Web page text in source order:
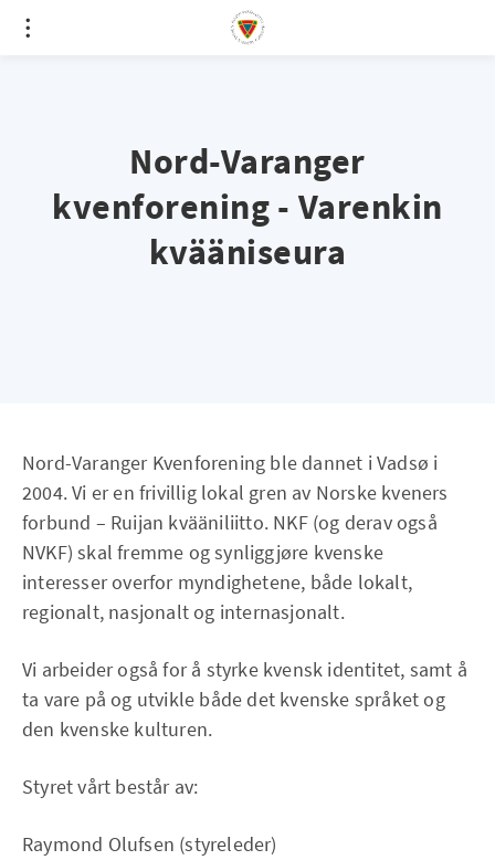
Nord-Varanger
kvenforening - Varenkin
kvääniseura
Nord-Varanger Kvenforening ble dannet i Vadsø i
2004. Vi er en frivillig lokal gren av Norske kveners
forbund – Ruijan kvääniliitto. NKF (og derav også
NVKF) skal fremme og synliggjøre kvenske
interesser overfor myndighetene, både lokalt,
regionalt, nasjonalt og internasjonalt.
Vi arbeider også for å styrke kvensk identitet, samt å
ta vare på og utvikle både det kvenske språket og
den kvenske kulturen.
Styret vårt består av:
Raymond Olufsen (styreleder)